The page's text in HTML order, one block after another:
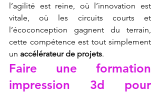
l’agilité est reine, où l’innovation est
vitale, où les circuits courts et
l’écoconception gagnent du terrain,
cette compétence est tout simplement
un accélérateur de projets.
Faire une formation
impression 3d pour